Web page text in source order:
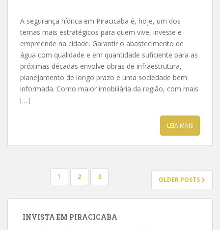
A segurança hídrica em Piracicaba é, hoje, um dos
temas mais estratégicos para quem vive, investe e
empreende na cidade. Garantir o abastecimento de
água com qualidade e em quantidade suficiente para as
próximas décadas envolve obras de infraestrutura,
planejamento de longo prazo e uma sociedade bem
informada. Como maior imobiliária da região, com mais
[…]
LEIA MAIS
PAGINAÇÃO
POSTS
1 2 3 OLDER POSTS
INVISTA EM PIRACICABA